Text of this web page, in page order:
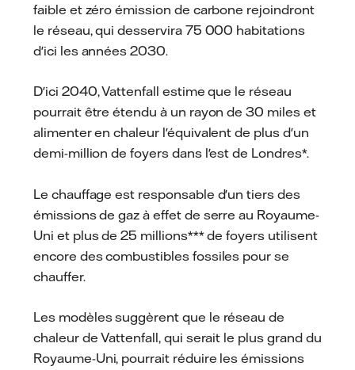
faible et zéro émission de carbone rejoindront
le réseau, qui desservira 75 000 habitations
d'ici les années 2030.
D'ici 2040, Vattenfall estime que le réseau
pourrait être étendu à un rayon de 30 miles et
alimenter en chaleur l'équivalent de plus d'un
demi-million de foyers dans l'est de Londres*.
Le chauffage est responsable d'un tiers des
émissions de gaz à effet de serre au Royaume-
Uni et plus de 25 millions*** de foyers utilisent
encore des combustibles fossiles pour se
chauffer.
Les modèles suggèrent que le réseau de
chaleur de Vattenfall, qui serait le plus grand du
Royaume-Uni, pourrait réduire les émissions